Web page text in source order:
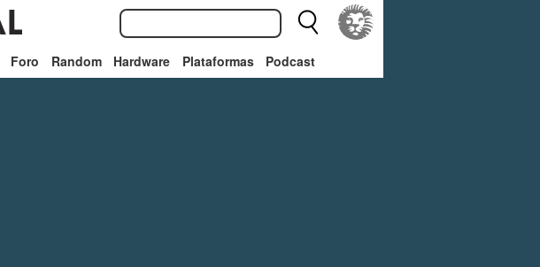
Foro Random Hardware Plataformas Podcast